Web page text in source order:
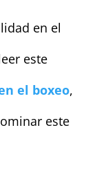
en el
este
el boxeo,
este